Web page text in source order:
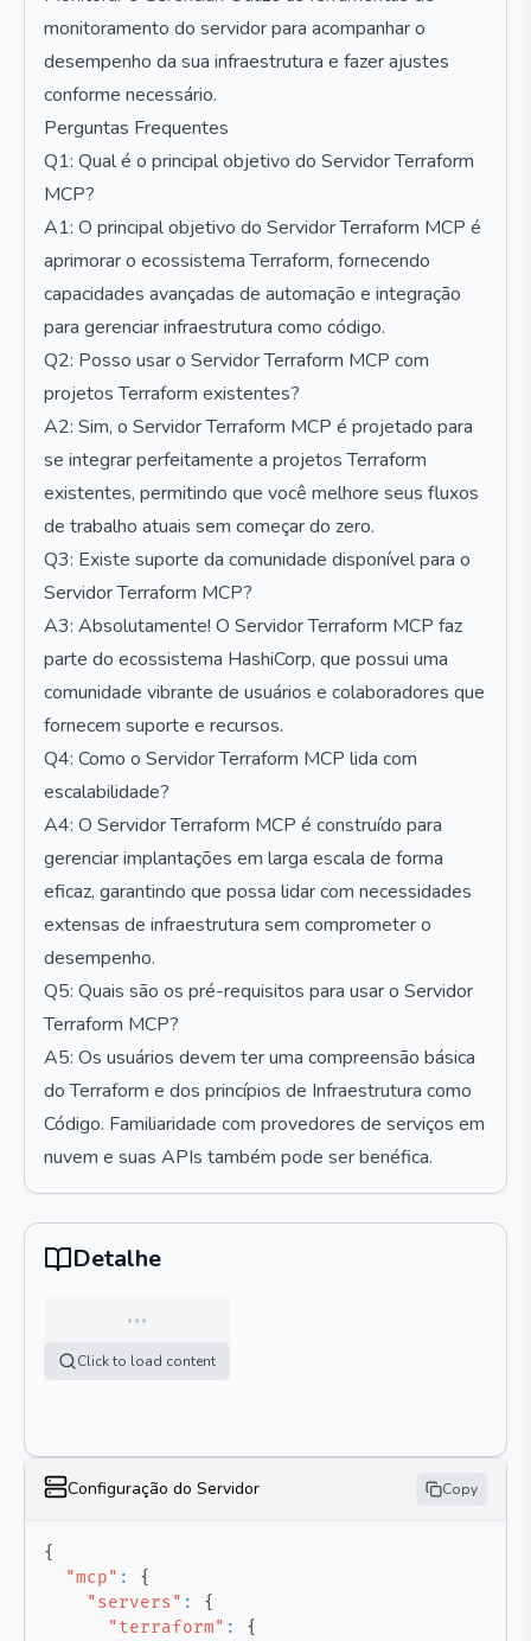
monitoramento do servidor para acompanhar o
desempenho da sua infraestrutura e fazer ajustes
conforme necessário.
Perguntas Frequentes
Q1: Qual é o principal objetivo do Servidor Terraform
MCP?
A1: O principal objetivo do Servidor Terraform MCP é
aprimorar o ecossistema Terraform, fornecendo
capacidades avançadas de automação e integração
para gerenciar infraestrutura como código.
Q2: Posso usar o Servidor Terraform MCP com
projetos Terraform existentes?
A2: Sim, o Servidor Terraform MCP é projetado para
se integrar perfeitamente a projetos Terraform
existentes, permitindo que você melhore seus fluxos
de trabalho atuais sem começar do zero.
Q3: Existe suporte da comunidade disponível para o
Servidor Terraform MCP?
A3: Absolutamente! O Servidor Terraform MCP faz
parte do ecossistema HashiCorp, que possui uma
comunidade vibrante de usuários e colaboradores que
fornecem suporte e recursos.
Q4: Como o Servidor Terraform MCP lida com
escalabilidade?
A4: O Servidor Terraform MCP é construído para
gerenciar implantações em larga escala de forma
eficaz, garantindo que possa lidar com necessidades
extensas de infraestrutura sem comprometer o
desempenho.
Q5: Quais são os pré-requisitos para usar o Servidor
Terraform MCP?
A5: Os usuários devem ter uma compreensão básica
do Terraform e dos princípios de Infraestrutura como
Código. Familiaridade com provedores de serviços em
nuvem e suas APIs também pode ser benéfica.
Detalhe
…
Click to load content
Configuração do Servidor Copy
{
"mcp" :
{
"servers" :
{
"terraform" :
{